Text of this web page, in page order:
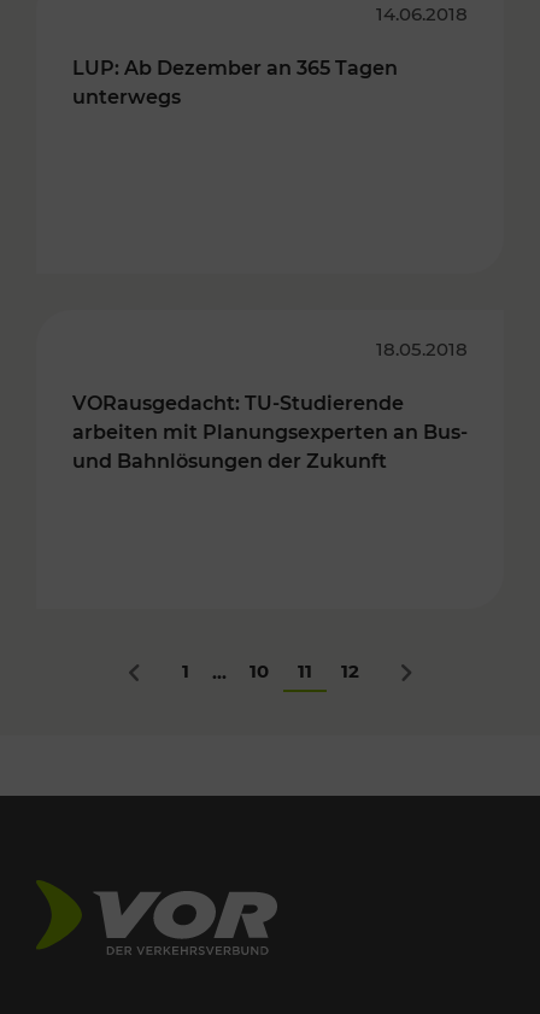
14.06.2018
LUP: Ab Dezember an 365 Tagen
unterwegs
18.05.2018
VORausgedacht: TU-Studierende
arbeiten mit Planungsexperten an Bus-
und Bahnlösungen der Zukunft
Zurück
1 ... 10 11 12 Nächstes